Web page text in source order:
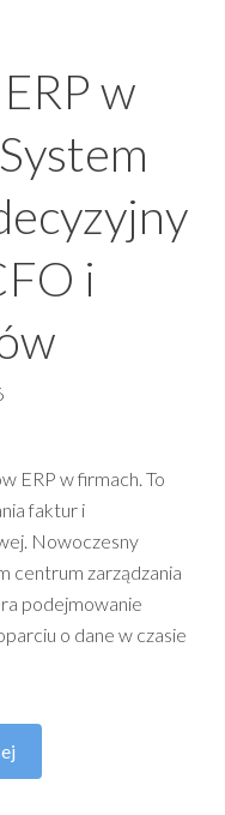
w
i
ERP w firmach. To
faktur i
Nowoczesny
centrum zarządzania
podejmowanie
o dane w czasie